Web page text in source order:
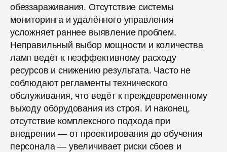
обеззараживания. Отсутствие системы
мониторинга и удалённого управления
усложняет раннее выявление проблем.
Неправильный выбор мощности и количества
ламп ведёт к неэффективному расходу
ресурсов и снижению результата. Часто не
соблюдают регламенты технического
обслуживания, что ведёт к преждевременному
выходу оборудования из строя. И наконец,
отсутствие комплексного подхода при
внедрении — от проектирования до обучения
персонала — увеличивает риски сбоев и